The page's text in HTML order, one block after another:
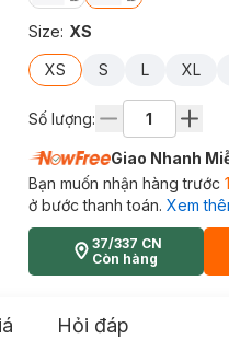
Size: XS
XS S L XL
Số lượng:
Giao Nhanh
Bạn muốn nhận hàng trước
ở bước thanh toán. Xem
37/337 CN
Còn hàng
Hỏi đáp